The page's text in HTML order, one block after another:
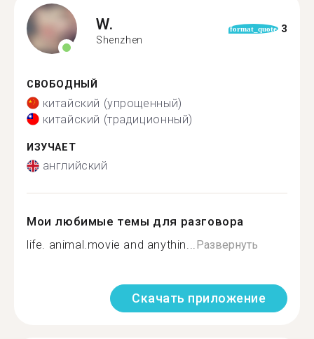
W.
Shenzhen
format_quote 3
СВОБОДНЫЙ
китайский (упрощенный)
китайский (традиционный)
ИЗУЧАЕТ
английский
Мои любимые темы для разговора
life. animal.movie and anythin...Развернуть
Скачать приложение